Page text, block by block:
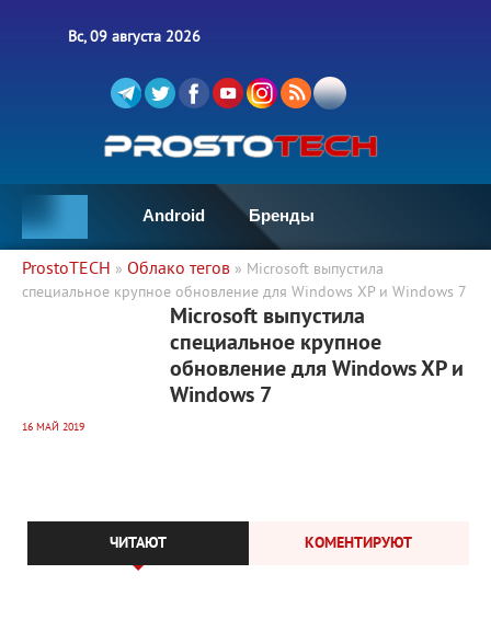
Вс, 09 августа 2026
Android Бренды
ProstoTECH » Облако тегов » Microsoft выпустила
специальное крупное обновление для Windows XP и Windows 7
5 591 0
Microsoft выпустила
специальное крупное
обновление для Windows XP и
Windows 7
16 МАЙ 2019
ЧИТАЮТ КОМЕНТИРУЮТ